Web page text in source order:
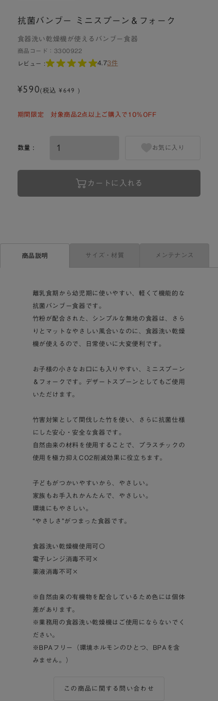
抗菌バンブー ミニスプーン＆フォーク
食器洗い乾燥機が使えるバンブー食器
商品コード： 3300922
レビュー : 4.73件
¥590(税込 ¥649 )
期間限定 対象商品2点以上ご購入で10％OFF
数量 :
カートに入れる
お気に入り
商品説明 サイズ・材質 メンテナンス
離乳食期から幼児期に使いやすい、軽くて機能的な
抗菌バンブー食器です。
竹粉が配合された、シンプルな無地の食器は、さら
りとマットなやさしい風合いなのに、食器洗い乾燥
機が使えるので、日常使いに大変便利です。
お子様の小さなお口にも入りやすい、ミニスプーン
＆フォークです。デザートスプーンとしてもご使用
いただけます。
竹害対策として間伐した竹を使い、さらに抗菌仕様
にした安心・安全な食器です。
自然由来の材料を使用することで、プラスチックの
使用を極力抑えCO2削減効果に役立ちます。
子どもがつかいやすいから、やさしい。
家族もお手入れかんたんで、やさしい。
環境にもやさしい。
“やさしさ”がつまった食器です。
食器洗い乾燥機使用可〇
電子レンジ消毒不可×
薬液消毒不可×
※自然由来の有機物を配合しているため色には個体
差があります。
※業務用の食器洗い乾燥機はご使用にならないでく
ださい。
※BPAフリー（環境ホルモンのひとつ、BPAを含
みません。）
この商品に関する問い合わせ